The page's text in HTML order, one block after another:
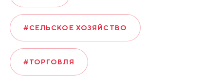
#СЕЛЬСКОЕ ХОЗЯЙСТВО
#ТОРГОВЛЯ